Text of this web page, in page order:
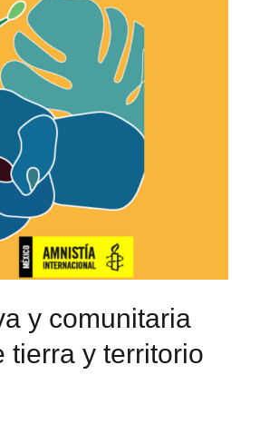
y comunitaria
tierra y territorio